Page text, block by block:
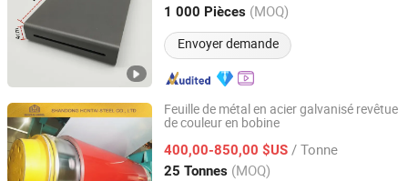
1 000 Pièces (MOQ)
Envoyer demande
Guangdong, China Depuis 2025
Feuille de métal en acier galvanisé revêtue
de couleur en bobine
400,00-850,00 $US / Tonne
25 Tonnes (MOQ)
Shandong Hontai Steel Co., Ltd
Shandong, China Depuis 2023